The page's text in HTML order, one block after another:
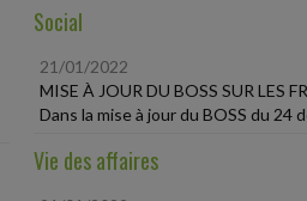
Social
21/01/2022
MISE À JOUR DU BOSS SUR LES
Dans la mise à jour du BOSS du
Vie des affaires